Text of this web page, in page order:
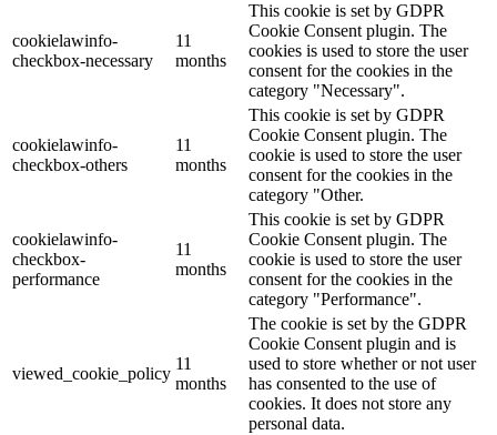
cookielawinfo-
checkbox-necessary
11
months
This cookie is set by GDPR
Cookie Consent plugin. The
cookies is used to store the user
consent for the cookies in the
category "Necessary".
cookielawinfo-
checkbox-others
11
months
This cookie is set by GDPR
Cookie Consent plugin. The
cookie is used to store the user
consent for the cookies in the
category "Other.
cookielawinfo-
checkbox-
performance
11
months
This cookie is set by GDPR
Cookie Consent plugin. The
cookie is used to store the user
consent for the cookies in the
category "Performance".
viewed_cookie_policy
11
months
The cookie is set by the GDPR
Cookie Consent plugin and is
used to store whether or not user
has consented to the use of
cookies. It does not store any
personal data.